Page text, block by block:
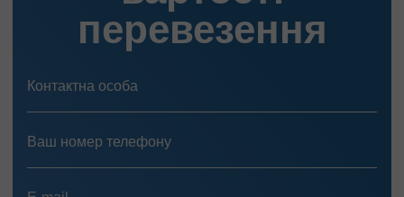
перевезення